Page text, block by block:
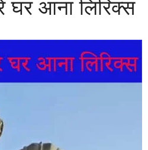
घर आना लिरिक्स